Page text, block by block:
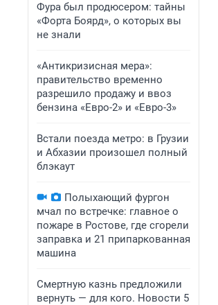
Фура был продюсером: тайны
«Форта Боярд», о которых вы
не знали
«Антикризисная мера»:
правительство временно
разрешило продажу и ввоз
бензина «Евро-2» и «Евро-3»
Встали поезда метро: в Грузии
и Абхазии произошел полный
блэкаут
Полыхающий фургон
мчал по встречке: главное о
пожаре в Ростове, где сгорели
заправка и 21 припаркованная
машина
Смертную казнь предложили
вернуть — для кого. Новости 5